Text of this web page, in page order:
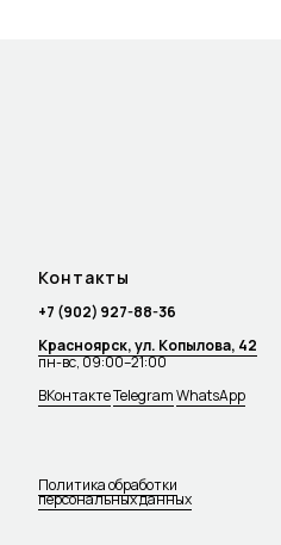
Контакты
+7 (902) 927-88-36
Красноярск, ул. Копылова, 42
пн-вс, 09:00–21:00
ВКонтактеTelegramWhatsApp
Политика обработки
персональных данных